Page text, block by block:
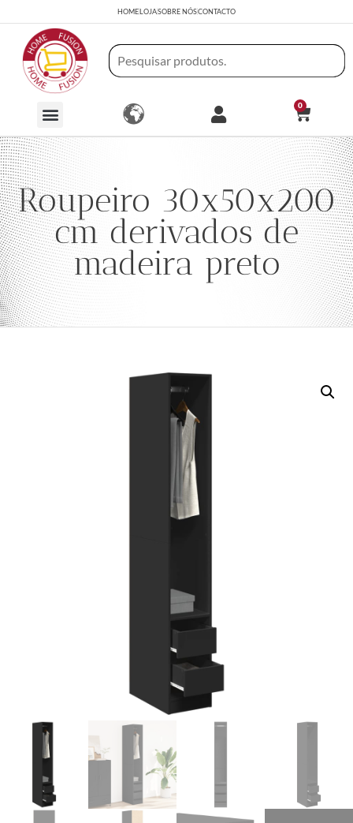
HOMELOJASOBRE NÓSCONTACTO
0
Roupeiro 30x50x200
cm derivados de
madeira preto